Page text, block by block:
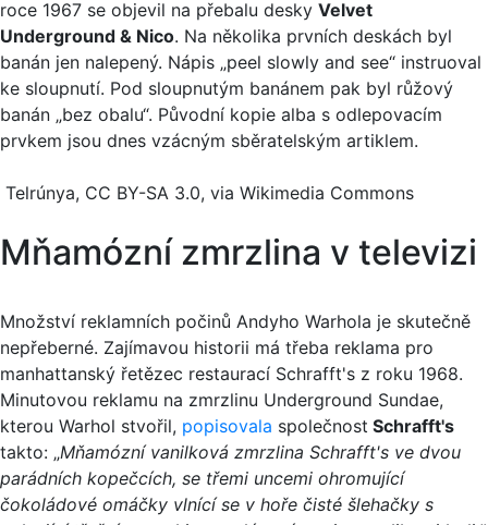
roce 1967 se objevil na přebalu desky Velvet
Underground & Nico. Na několika prvních deskách byl
banán jen nalepený. Nápis „peel slowly and see“ instruoval
ke sloupnutí. Pod sloupnutým banánem pak byl růžový
banán „bez obalu“. Původní kopie alba s odlepovacím
prvkem jsou dnes vzácným sběratelským artiklem.
Telrúnya, CC BY-SA 3.0, via Wikimedia Commons
Mňamózní zmrzlina v televizi
Množství reklamních počinů Andyho Warhola je skutečně
nepřeberné. Zajímavou historii má třeba reklama pro
manhattanský řetězec restaurací Schrafft's z roku 1968.
Minutovou reklamu na zmrzlinu Underground Sundae,
kterou Warhol stvořil, popisovala společnost Schrafft's
takto: „Mňamózní vanilková zmrzlina Schrafft's ve dvou
parádních kopečcích, se třemi uncemi ohromující
čokoládové omáčky vlnící se v hoře čisté šlehačky s